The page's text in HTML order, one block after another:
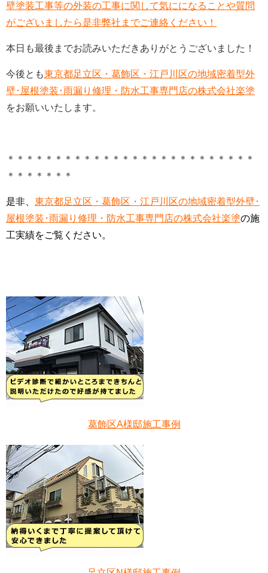
壁塗装工事等の外装の工事に関して気にになることや質問
がございましたら是非弊社までご連絡ください！
本日も最後までお読みいただきありがとうございました！
今後とも東京都足立区・葛飾区・江戸川区の地域密着型外
壁･屋根塗装･雨漏り修理・防水工事専門店の株式会社楽塗
をお願いいたします。
＊＊＊＊＊＊＊＊＊＊＊＊＊＊＊＊＊＊＊＊＊＊＊＊＊＊
＊＊＊＊＊＊＊
是非、 東京都足立区・葛飾区・江戸川区の地域密着型外壁･
屋根塗装･雨漏り修理・防水工事専門店の株式会社楽塗の施
工実績をご覧ください。
葛飾区A様邸施工事例